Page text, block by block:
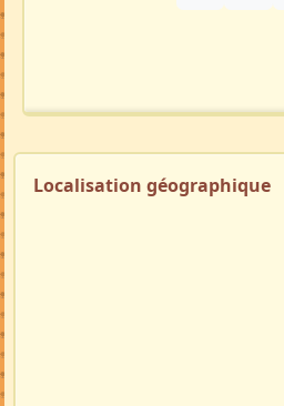
Localisation géographique